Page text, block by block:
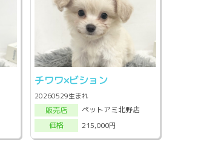
チワワ×ビション
20260529生まれ
販売店
ペットアミ北野店
価格
215,000円